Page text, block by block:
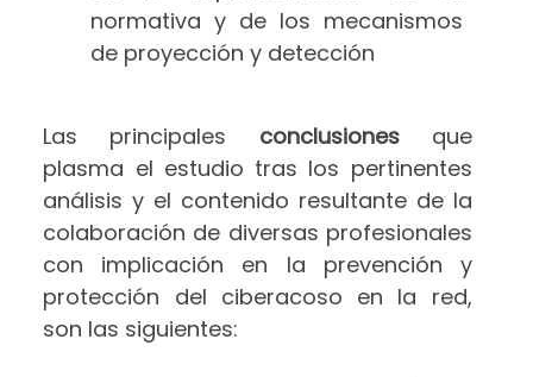
normativa y de los mecanismos
de proyección y detección
Las principales conclusionesque
plasma el estudio tras los pertinentes
análisis y el contenido resultante de la
colaboración de diversas profesionales
con implicación en la prevención y
protección del ciberacoso en la red,
son las siguientes: